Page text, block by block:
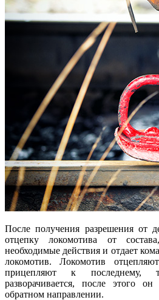
После получения разрешения от
отцепку локомотива от
необходимые действия и отдает
локомотив. Локомотив
прицепляют к последнему,
разворачивается, после этого
обратном направлении.